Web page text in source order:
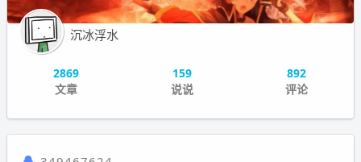
沉冰浮水
2869
文章
159
说说
892
评论